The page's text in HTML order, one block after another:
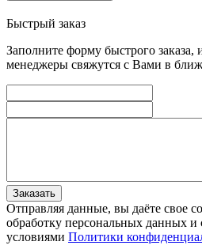
Быстрый заказ
Заполните форму быстрого заказа,
менеджеры свяжутся с Вами в
Заказать
Отправляя данные, вы даёте свое
обработку персональных данных и
условиями Политики